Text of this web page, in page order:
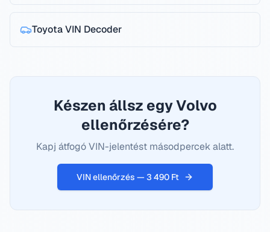
ToyotaVIN Decoder
Készen állsz egy Volvo
ellenőrzésére?
Kapj átfogó VIN-jelentést másodpercek alatt.
VIN ellenőrzés — 3 490 Ft